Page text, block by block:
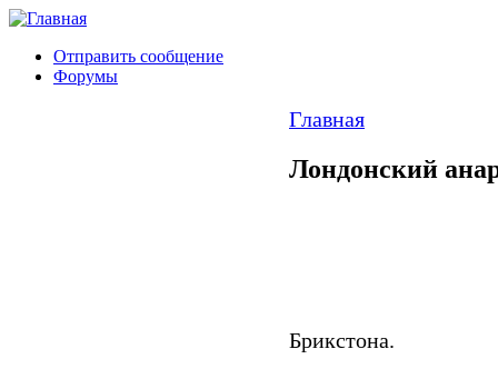
Отправить сообщение
Форумы
Главная
Лондонский
Брикстона.